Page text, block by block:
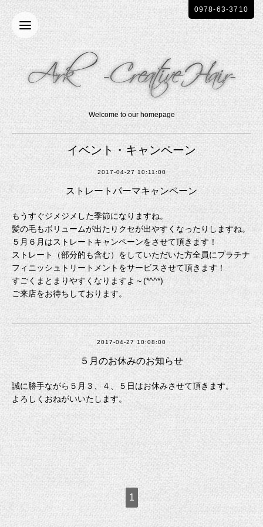
Welcome to our homepage
0978-63-3710
イベント・キャンペーン
2017-04-27 10:11:00
ストレートパーマキャンペーン
もうすぐジメジメした季節になりますね。
髪の毛もボリュームが出たりクセが出やすくなったりしますね。
５月６月はストレートキャンペーンをさせて頂きます！
ストレート（部分的も含む）をしていただいた方全員にプラチナ
フィニッシュトリートメントをサービスさせて頂きます！
すごくまとまりやすくなりますよ～(*^^*)
ご来店をお待ちしております。
2017-04-27 10:08:00
５月のお休みのお知らせ
誠に勝手ながら５月３、４、５日はお休みさせて頂きます。
よろしくおねがいいたします。
1